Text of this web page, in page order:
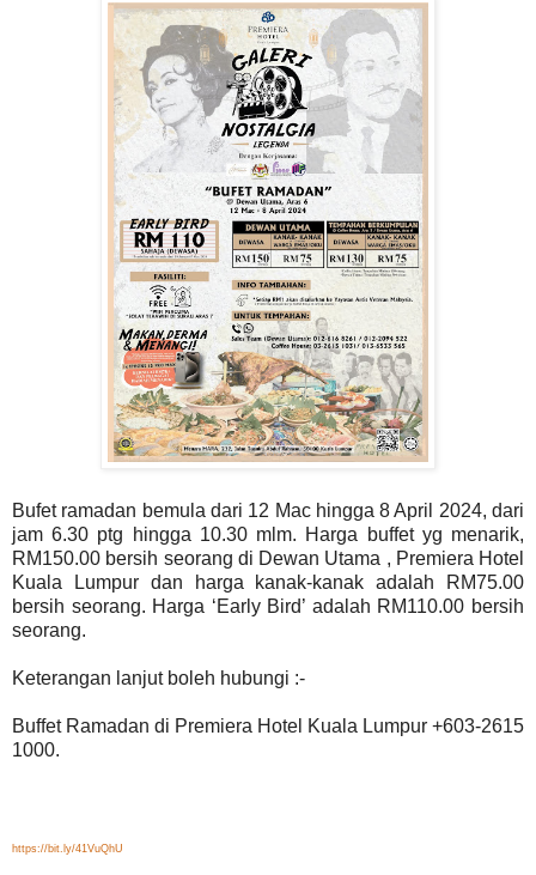
Bufet ramadan bemula dari 12 Mac hingga 8 April 2024, dari
jam 6.30 ptg hingga 10.30 mlm. Harga buffet yg menarik,
RM150.00 bersih seorang di Dewan Utama , Premiera Hotel
Kuala Lumpur dan harga kanak-kanak adalah RM75.00
bersih seorang. Harga ‘Early Bird’ adalah RM110.00 bersih
seorang.
Keterangan lanjut boleh hubungi :-
Buffet Ramadan di Premiera Hotel Kuala Lumpur +603-2615
1000.
https://bit.ly/41VuQhU